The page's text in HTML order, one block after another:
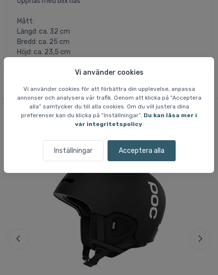
Vi använder cookies
Vi använder cookies för att förbättra din upplevelse, anpassa
annonser och analysera vår trafik. Genom att klicka på ”Acceptera
alla” samtycker du till alla cookies. Om du vill justera dina
preferenser kan du klicka på ”Inställningar”. Du kan läsa mer i
vår integritetspolicy.
Inställningar Acceptera alla
Mått:
Längd: ca. 32 cm
Bredd: ca. 25 cm
Höjd: ca. 23,5 cm
Liknande varor